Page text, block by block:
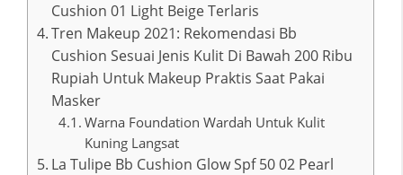
Cushion 01 Light Beige Terlaris
Tren Makeup 2021: Rekomendasi Bb
Cushion Sesuai Jenis Kulit Di Bawah 200 Ribu
Rupiah Untuk Makeup Praktis Saat Pakai
Masker
Warna Foundation Wardah Untuk Kulit
Kuning Langsat
La Tulipe Bb Cushion Glow Spf 50 02 Pearl